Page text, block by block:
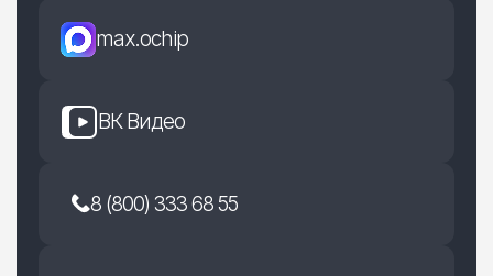
max.ochip
ВК Видео
8 (800) 333 68 55